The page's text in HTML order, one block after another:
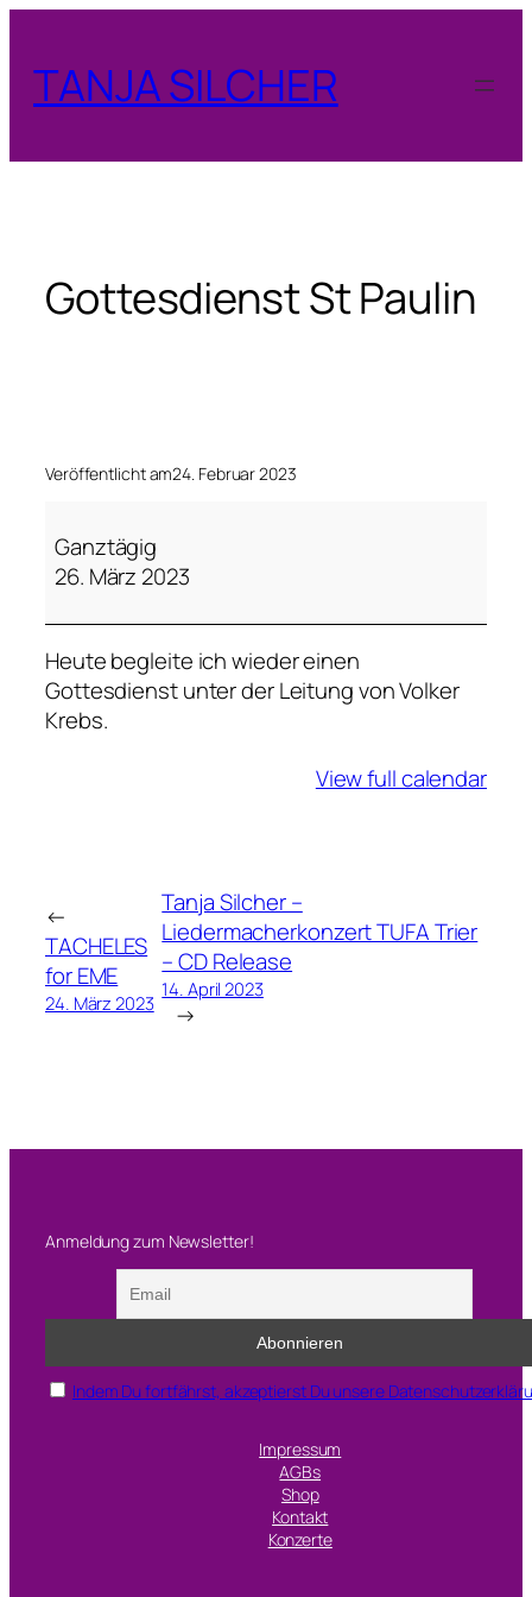
springen
TANJA SILCHER
Gottesdienst St Paulin
Veröffentlicht am24. Februar 2023
o
e
s
d
i
P
a
u
l
Ganztägig
26. März 2023
Heute begleite ich wieder einen
Gottesdienst unter der Leitung von Volker
Krebs.
View full calendar
←
TACHELES
for EME
24. März 2023
Tanja Silcher –
Liedermacherkonzert TUFA Trier
– CD Release
14. April 2023
→
Anmeldung zum Newsletter!
Indem Du fortfährst, akzeptierst Du unsere
Impressum
AGBs
Shop
Kontakt
Konzerte